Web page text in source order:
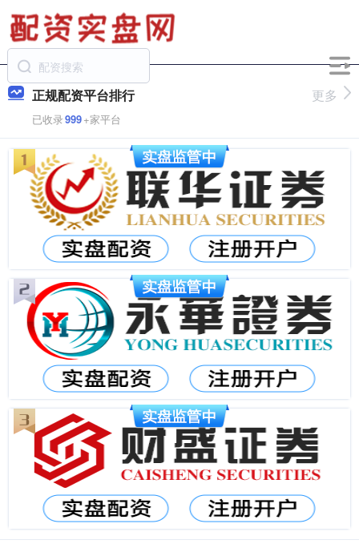
正规配资平台排行
已收录999+家平台
更多